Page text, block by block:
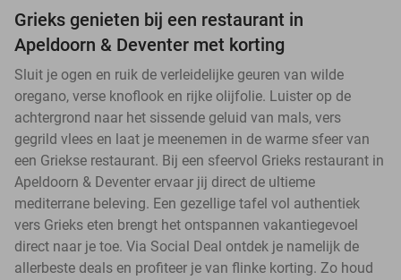
Grieks genieten bij een restaurant in
Apeldoorn & Deventer met korting
Sluit je ogen en ruik de verleidelijke geuren van wilde
oregano, verse knoflook en rijke olijfolie. Luister op de
achtergrond naar het sissende geluid van mals, vers
gegrild vlees en laat je meenemen in de warme sfeer van
een Griekse restaurant. Bij een sfeervol Grieks restaurant in
Apeldoorn & Deventer ervaar jij direct de ultieme
mediterrane beleving. Een gezellige tafel vol authentiek
vers Grieks eten brengt het ontspannen vakantiegevoel
direct naar je toe. Via Social Deal ontdek je namelijk de
allerbeste deals en profiteer je van flinke korting. Zo houd